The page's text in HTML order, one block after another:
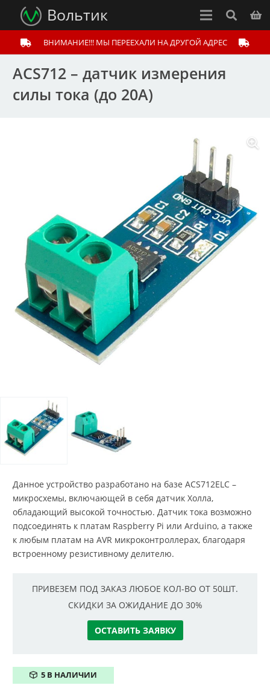
Вольтик
ВНИМАНИЕ!!! МЫ ПЕРЕЕХАЛИ НА ДРУГОЙ АДРЕС
ACS712 – датчик измерения
силы тока (до 20А)
Данное устройство разработано на базе ACS712ELC –
микросхемы, включающей в себя датчик Холла,
обладающий высокой точностью. Датчик тока возможно
подсоединять к платам Raspberry Pi или Arduino, а также
к любым платам на AVR микроконтроллерах, благодаря
встроенному резистивному делителю.
ПРИВЕЗЕМ ПОД ЗАКАЗ ЛЮБОЕ КОЛ-ВО ОТ 50ШТ.
СКИДКИ ЗА ОЖИДАНИЕ ДО 30%
ОСТАВИТЬ ЗАЯВКУ
5 В НАЛИЧИИ